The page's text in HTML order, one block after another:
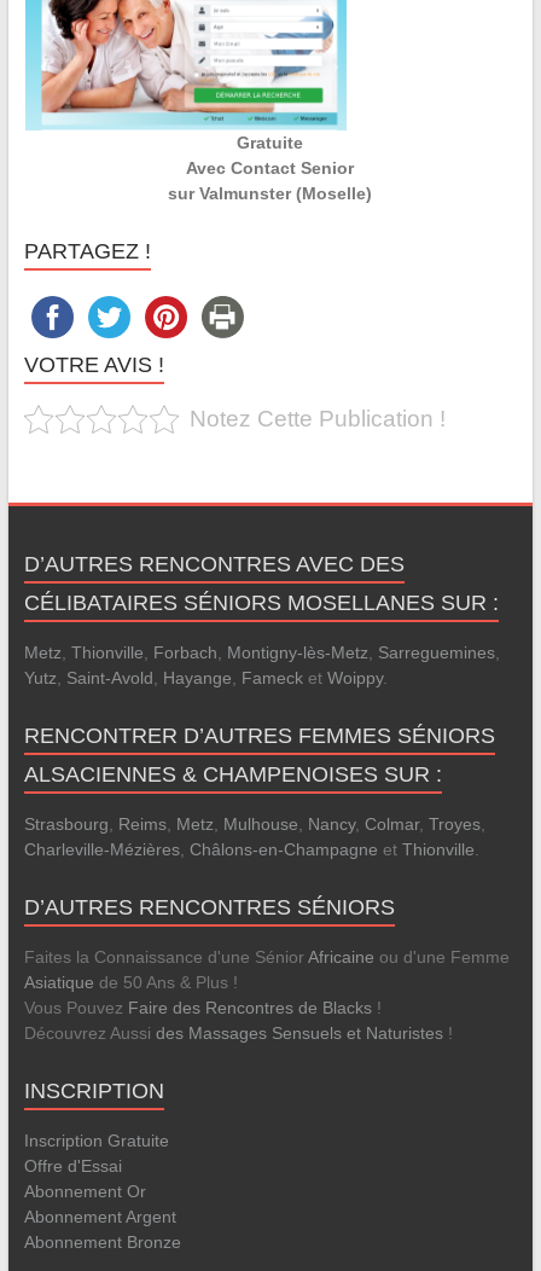
Gratuite
Avec Contact Senior
sur Valmunster (Moselle)
PARTAGEZ !
VOTRE AVIS !
Notez Cette Publication !
D’AUTRES RENCONTRES AVEC DES
CÉLIBATAIRES SÉNIORS MOSELLANES SUR :
Metz Thionville Forbach Montigny-lès-Metz Sarreguemines,
Yutz
Saint-Avold Hayange Famecket Woippy.
RENCONTRER D’AUTRES FEMMES SÉNIORS
ALSACIENNES & CHAMPENOISES SUR :
Strasbourg Reims, Metz Mulhouse Nancy, Colmar, Troyes,
Charleville-Mézières, Châlons-en-Champagne et Thionville
D’AUTRES RENCONTRES SÉNIORS
Faites la Connaissance d'une SéniorAfricaine ou d'une Femme
Asiatique de 50 Ans & Plus !
Vous Pouvez Faire des Rencontres de Blacks!
Découvrez Aussi des Massages Sensuels et Naturistes!
INSCRIPTION
Inscription Gratuite
Offre d'Essai
Abonnement Or
Abonnement Argent
Abonnement Bronze